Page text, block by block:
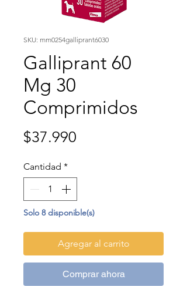
SKU: mm0254galliprant6030
Galliprant 60
Mg 30
Comprimidos
$37.990
Cantidad *
Solo 8 disponible(s)
Agregar al carrito
Comprar ahora